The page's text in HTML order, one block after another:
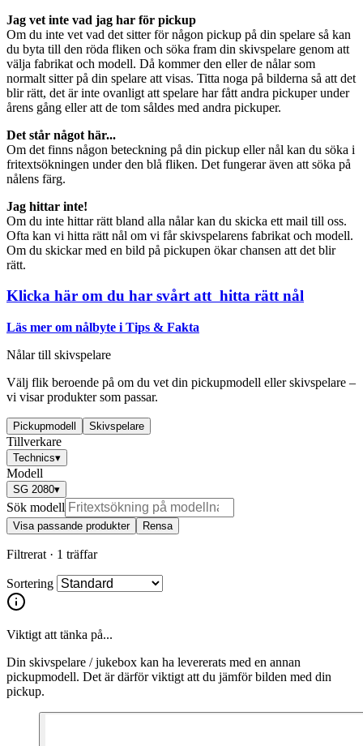
Jag vet inte vad jag har för pickup
Om du inte vet vad det sitter för någon pickup på din spelare så kan
du byta till den röda fliken och söka fram din skivspelare genom att
välja fabrikat och modell. Då kommer den eller de nålar som
normalt sitter på din spelare att visas. Titta noga på bilderna så att det
blir rätt, det är inte ovanligt att spelare har fått andra pickuper under
årens gång eller att de tom såldes med andra pickuper.
Det står något här...
Om det finns någon beteckning på din pickup eller nål kan du söka i
fritextsökningen under den blå fliken. Det fungerar även att söka på
nålens färg.
Jag hittar inte!
Om du inte hittar rätt bland alla nålar kan du skicka ett mail till oss.
Ofta kan vi hitta rätt nål om vi får skivspelarens fabrikat och modell.
Om du skickar med en bild på pickupen ökar chansen att det blir
rätt.
Klicka här om du har svårt att hitta rätt nål
Läs mer om nålbyte i Tips & Fakta
Nålar till skivspelare
Välj flik beroende på om du vet din pickupmodell eller skivspelare –
vi visar produkter som passar.
Pickupmodell Skivspelare
Tillverkare
Technics▾
Modell
SG 2080▾
Sök modell
Visa passande produkter Rensa
Filtrerat · 1 träffar
Sortering
Viktigt att tänka på...
Din skivspelare / jukebox kan ha levererats med en annan
pickupmodell. Det är därför viktigt att du jämför bilden med din
pickup.